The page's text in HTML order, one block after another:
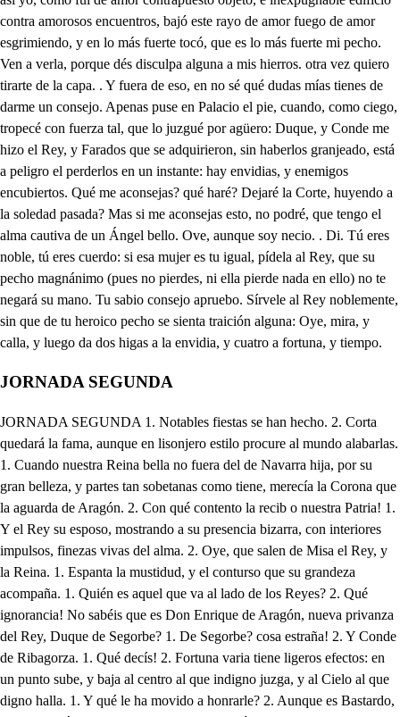
JORNADA SEGUNDA
JORNADA SEGUNDA 1. Notables fiestas se han hecho. 2. Corta quedará la fama, aunque en lisonjero estilo procure al mundo alabarlas. 1. Cuando nuestra Reina bella no fuera del de Navarra hija, por su gran belleza, y partes tan sobetanas como tiene, merecía la Corona que la aguarda de Aragón. 2. Con qué contento la recib o nuestra Patria! 1. Y el Rey su esposo, mostrando a su presencia bizarra, con interiores impulsos, finezas vivas del alma. 2. Oye, que salen de Misa el Rey, y la Reina. 1. Espanta la mustidud, y el conturso que su grandeza acompaña. 1. Quién es aquel que va al lado de los Reyes? 2. Qué ignorancia! No sabéis que es Don Enrique de Aragón, nueva privanza del Rey, Duque de Segorbe? 1. De Segorbe? cosa estraña! 2. Y Conde de Ribagorza. 1. Qué decís! 2. Fortuna varia tiene ligeros efectos: en un punto sube, y baja al centro al que indigno juzga, y al Cielo al que digno halla. 1. Y qué le ha movido a honrarle? 2. Aunque es Bastardo, la causa será ser de Don Fernando de Aragón hijo. 1. Eso basta, que ha sido Fernando al fin ayo suyo, y de la Casa Real el disctero gobierno. 2. Es muy conocida paga de sus servicios; mas pienso, según se estiende la fama en Zaragoza, que Enrique ha de dar materia a España, para que sus Coronistas en sus Corónicas hagan mención de él; porque ha de ser quien llegue de la privanza al Non plus: después que vino a Zaragoza, no se halla sin él un instante el Rey, y cuantos negocios trata son todos con parecer de Enrique. 1. Ventura estraña! 2. La Reina le muestra amor, los Grandes se le abasallan como a superior en todo: el vulgo le estima, y ama con ser Privado, que es cosa harto bien nueva en España. 1. Plegue a Dios que la fortuna con Don Enrique no haga de las suyas. 2. No hará, como la lealtad le valga. 1. Él sale con Doña Inés de Acuña. 2. Bizarra Dama. 1. Vamos adentro, que el Rey, Fabio, la comida aguarda. No uséis mal de la privanza con descortés proceder, que no alcanza a merecer quien piensa que más alcanza. Considerad que hay mudanza en todo, y considerad la poca seguridad que hay en fortuna, y su ley, y entonces a vuestro Rey le sabréis guardar lealtad. A su esposa, que hoy ha honrado a Aragón con su hermosura, sirvo continua, y segura de la mudanza de estado. Palacio es lugar sagrado, y si vos le profanáis con el amor que mostráis, y libremente decís, poca lea tad descubrís, mucha traición declaráis. Hasta ahora no he sabido, divina, y discreta Inés, que un casto amor traición es. Ni aunque algo curioso he sido, en ningún libro he leido, que ofende al Palacio Real una pasión natural, que a castos fines camina, mayormente si la inclina influencia celestial. Castigo ha sido de amor el que juzgo en vos, y en mí, libre hasta ahora viví de amor, y de su rigor; mas como es Dios superior a mi ser fiero, y violento, castigó mi libre intento, y vanagloria segura, haciendo a vuestra hermosura el riguroso instrumento. Nunca pensé sujetar la libertad que tenía, mas era porque no via belleza tan singular. Ya la vi, fuerza es amar: vos bien podréis, como fiera, y esquiva, hacer que muera con no verme, y despreciarme, pero no podéis quitarme, Inés, que os adore, y quiera. Nunca a ninguna mujer la pesa de ser querida; pero siéntese ofendida de lo que puede perder, si acaso se llega a ver su nobleza en opinión; y por aquesta razón, la que más amor incita, resistencias solicita a pesar de la afición. Qué te resistas, señora, es cosa justa, y debida a la nobleza adquirida, que en tu virtud se mejora: Lo que yo pretendo ahora, es, que sepas claramente, que te adoro castamente, no pido paga a mi amor, pues me basta por favor, que lo oigas benignamente. Confieso el no merecerte, junto con el adorarte, más amor sabrá enseñarte si en su poder llega a verte. Suerte altiva, humilde suerte, cuando es igual la afición, las junta con tal unión, porque fama, y nombre cobre, que hace del oro, y del cobre una misma estimación. No quiero más deteneros, que será injusta advertencia, mas habéis de dar licencia para que pueda quereros sin la pensión de ofenderos. Qué vengo yo a hacer en daros lo que no puedo quitaros? No entendéis mi pensamiento: quisiera agradecimiento en la conquista de amaros. Quedaos a Dios. Ya he entendido, que la vergüenza os impide: aguardad: mi amor os pide, (perdonad si es atrevido) que quede aquí difinido mi intento. . De qué manera? Oiros decir quisiera, sin enojo, y sin pendencia, a Enrique le doy licencia para que me sirva, y quiera: que gusto de que me esctiba con Secretarios fieles, que a veces en los papeles la ciencia de amor estriba: que ufano, y contento viva, pues ya mi enojo cesó. Si mi amor os obligó, decid cosas a este modo. Pues si vos lo decís todo, qué queréis que os diga yo? Bien puedes cantar amor, para celebrar mi gloria, por Enrique la victoria de la conquista mayor. Hablome Inés con rigor: desmayé; mas la porfía hizo tan gran batería, que el desdén cesó, y desprecio, que aunque el que porfía es necio, no amara, si no porfía. Huélgome de haber hallado a Vueselencia en lugar adonde le pueda dar parte de cierto cuidado. Vuestra córtesla obligado, señor Don Lope, me tiene de tal modo, que previene mi voluntad, y afición el alma, y el corazón al cuidado con que viene. Ya en Palacio habrá sabido Vueselencia quien soy yo. Aunque nadie me informó de vuestro heroico apellido, vuestra nobleza he inquirido. Nobleza tengo, y valor, mas tiene tal fuerza amor, cuando a los libres sujeta, que ni noblezas respeta, ni conoce superior. Estatéis enamorado? Y en Palacio por lo menos. Ojos graves, y serenos: mas que este nuevo cuidado nace de vos. . No he nombrado la Dama, mas intetés mío es, que sepáis quien es sin nombrarla. . Es justa cosa. Es la Dama más hermosa de todas. . Es Doña Inés? La misma. . Bien presuml. Pues qué se ofrece? . He pensa de cuerdo, por desconfiado, que no hay metitos en mí para adquitirla; y así, os quisiera suplicar, que pues llegáis a alcanzar del Rey cuanto deseáis, que por mí se la pidáis: que si me llego a casar con ella, y esta ventura por vuestro medio consigo, un esclavo, y un amigo tendréis en Don Lope, y jura por la Divina hermosura, que adora, y por vos alcanza, de ser de vuestra privanza el fundamento más fuerte. Quisiera satisfacerte haciendo en mi amor mudanza; mas no puedo, que sus ojos me tienen rendido, y preso. Don Lope amigo, confieso, que siento el datos enojos: Doña Inés, bellos despojos del Cielo, que la formó, discreta, y libte nació, y será sentencia injusta, que si Doña Inés no gusta, que quiera oprimirla yo. Aunque el Rey quiera obligarla por mí, también Rey Amor la sabrá infundir valor para poder libertarla. Si ella os quiere, el alcanzarla será fácil, sin que yo pida al Rey, que me ensalzó con mercedes, y favores, que tercie en vuestros amores, adonde el amor terció. Si no os quiere, y ves queréis que os quiera por fuerza, digo, que vuestro gusto maldigo, si tan mal gusto tenéis: Que si claramente veis, que la mujer que con gusto sigue el casamiento justo, tantas posadumbres da, mirad, Don Lope, qué hará la que se casa a disgusto. No os pido consejo yo, aunque tan cuerdos los dais, sino que este bien me hagáis. Como el amor os cegó, no veis vos, Don Lope, no, lo que yo sin amor veo. En fin, que tan justo empleo por vos no alcanzo a lograr? No, que no es justo forzar la inclinación, y el deseo. Pues mirad, que podrá ser, aunque el favor os deslumbra, y la fortuna os encumbra, que a mí me hayáis menester algún día. . A conocer llego en la suerte importuna varias mudanzas de Luna; mas yo a quien soy satisfaga noblemente, y después haga lo que quisiere fortuna. Decís bien, mas no cayeton de sus altivos estados muchos, porque eran culpados, que algunos lealtad tuvieron, envidias la causa fueron; y aunque vuestro pecho este ajeno de fassa fe, que solo en traidores vive, quizá habrá quien os derribe sin haber hecho por qué. De aquesta amenaza, Inés, vos sois la causa primera: pierda la privanza mil veces, y a vos no os pierda. Qué diablos lleva Don Lope, que le he encontrado allá fuera con una cara de yerno, que sale de hablar la suegra? Vino a decirme, que al Rey suplícase, que a Inés bella por esposa le ofreciese. Qué Inés? La más bella prenda que en deposto de amor puso la naturaleza: la que es émula del Sol, amago de las Estrellas, luciente Luna en el caos, y confusión de tinieblas. Es, al fin, la que volvió un pecho de bronce, o piedra, un diamante, un pedernal, y un peñasco en blanda cera. No es la que te enamoró? La misma. . No es tan perfecta como todo eso. . Qué dices? Puede haber mujer más bella? No viste unos ojos::: . Vi unos ojos. . Que a la tierra dan luz? . Pues como de noche no hay ninguno que los vea? No viste unos labios:: . Sí, unos labios. . Que de perlas son precios sima mina? Si no es que las perlas sean unos dientes bien cumplidos, que entre los labios enseña, no he visto perla ninguna. No has visto su gran belleza, y discreción? . Eso no, que no puede ser discreta mujer que es gorda: perdona. Y aquel aire? . Malas se te podré dar de su aire, si nunca fui detrás de ella; mas ya que tanto la quieres, y tu inclinación primera por su ocasión has vencido, te quiero dar una nueva no muy buena. . De qué modo? De que el Rey casarte intenta con Doña Ana de Cardona, del de Urgel hermana. . En ella hiciera elección dichosa mi amor, si el alma estuviera liere, como antes solía, mas debe de ser quimera. A tu padre se lo oí, Pues al remedio, Qué intentas? Que le des a Doña Inés una carta, porque en ella vea de mi casto amor las merecidas finezas. No se la puedes tu dar? En tu humildad, e inocencia no repararán algunos, que este bien mismo desean. No quisiera:: . De qué temes? Que me cojan entre puertas, y por alcahuere humilde me diesen linda carena. Ven, y no temas. . Señor, yo te daré una prevenda a ti. . Cuándo? El mismo día que Obispe sin tener letras. Tanto contento me dais el tiempo que me asistis, con amor que descubrís, con ingenio que mostráis, que el tiempo que ausente está el Rey, como vos estéis donde el